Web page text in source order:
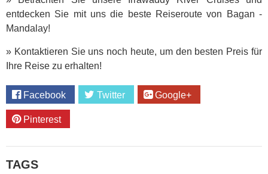
entdecken Sie mit uns die beste Reiseroute von Bagan -
Mandalay!
» Kontaktieren Sie uns noch heute, um den besten Preis für
Ihre Reise zu erhalten!
Facebook Twitter Google+
Pinterest
TAGS